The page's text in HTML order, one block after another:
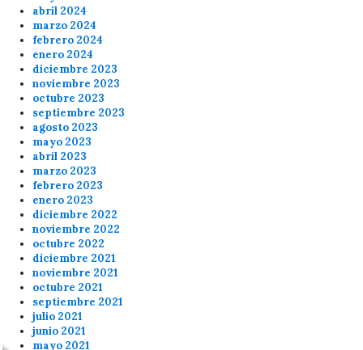
abril 2024
marzo 2024
febrero 2024
enero 2024
diciembre 2023
noviembre 2023
octubre 2023
septiembre 2023
agosto 2023
mayo 2023
abril 2023
marzo 2023
febrero 2023
enero 2023
diciembre 2022
noviembre 2022
octubre 2022
diciembre 2021
noviembre 2021
octubre 2021
septiembre 2021
julio 2021
junio 2021
mayo 2021